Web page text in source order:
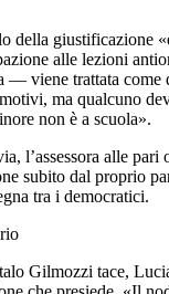
della giustificazione
alle lezioni
viene trattata come
ma qualcuno
non è a scuola».
l’assessora alle pari
subito dal proprio
tra i democratici.
Gilmozzi tace,